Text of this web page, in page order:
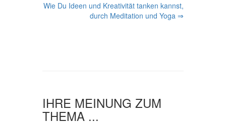
T
G
A
Wie Du Ideen und Kreativität tanken kannst,
durch Meditation und Yoga ⇒
IHRE MEINUNG ZUM
THEMA ...